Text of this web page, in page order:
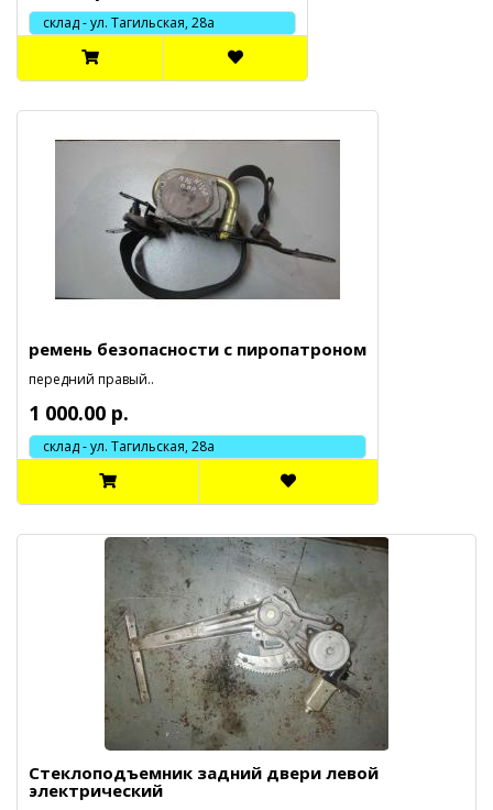
склад - ул. Тагильская, 28а
ремень безопасности с пиропатроном
передний правый..
1 000.00 р.
склад - ул. Тагильская, 28а
Стеклоподъемник задний двери левой
электрический